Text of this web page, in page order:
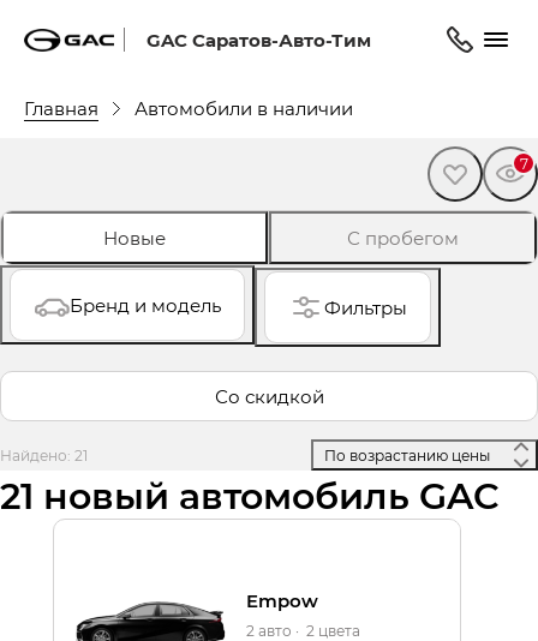
GAC Саратов-Авто-Тим
Главная Автомобили в наличии
7
Новые С пробегом
Бренд и модель Фильтры
Со скидкой
Найдено: 21
21 новый автомобиль GAC
Empow
2 авто · 2 цвета